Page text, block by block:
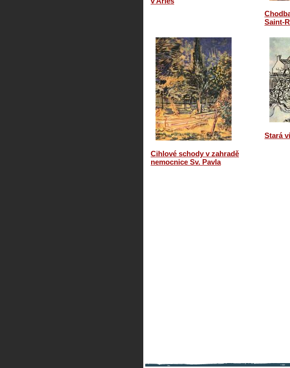
Saint-
Cihlové schody v zahradě
nemocnice Sv. Pavla
Stará